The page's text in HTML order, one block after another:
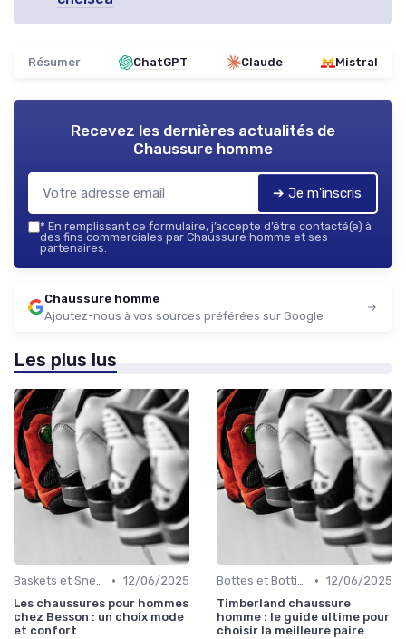
Résumer ChatGPT Claude Mistral
Recevez les dernières actualités de
Chaussure homme
➔ Je m'inscris
* En remplissant ce formulaire, j’accepte d’être contacté(e) à
des fins commerciales par Chaussure homme et ses
partenaires.
Chaussure homme
Ajoutez-nous à vos sources préférées sur Google
Les plus lus
Baskets et Sneakers • 12/06/2025
Les chaussures pour hommes
chez Besson : un choix mode
et confort
Bottes et Bottines • 12/06/2025
Timberland chaussure
homme : le guide ultime pour
choisir la meilleure paire